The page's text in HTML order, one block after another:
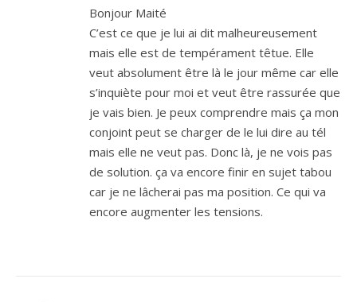
Bonjour Maité
C’est ce que je lui ai dit malheureusement
mais elle est de tempérament têtue. Elle
veut absolument être là le jour même car elle
s’inquiète pour moi et veut être rassurée que
je vais bien. Je peux comprendre mais ça mon
conjoint peut se charger de le lui dire au tél
mais elle ne veut pas. Donc là, je ne vois pas
de solution. ça va encore finir en sujet tabou
car je ne lâcherai pas ma position. Ce qui va
encore augmenter les tensions.